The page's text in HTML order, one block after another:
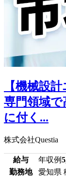
【機械設
専門領域
に付く...
株式会社Questia
給与 年収例
勤務地
愛知県